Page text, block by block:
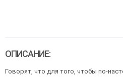
ОПИСАНИЕ:
Говорят, что для того, чтобы по-